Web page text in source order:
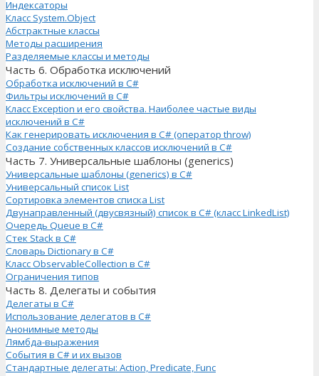
Индексаторы
Класс System.Object
Абстрактные классы
Методы расширения
Разделяемые классы и методы
Часть 6. Обработка исключений
Обработка исключений в C#
Фильтры исключений в C#
Класс Exception и его свойства. Наиболее частые виды
исключений в C#
Как генерировать исключения в C# (оператор throw)
Создание собственных классов исключений в C#
Часть 7. Универсальные шаблоны (generics)
Универсальные шаблоны (generics) в C#
Универсальный список List
Сортировка элементов списка List
Двунаправленный (двусвязный) список в C# (класс LinkedList)
Очередь Queue в C#
Стек Stack в C#
Словарь Dictionary в C#
Класс ObservableCollection в C#
Ограничения типов
Часть 8. Делегаты и события
Делегаты в C#
Использование делегатов в C#
Анонимные методы
Лямбда-выражения
События в C# и их вызов
Стандартные делегаты: Action, Predicate, Func